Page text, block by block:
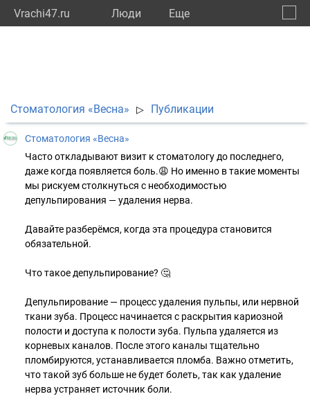
Vrachi47.ru Люди Eще
Стоматология «Весна» ▷ Публикации
Стоматология «Весна»
Часто откладывают визит к стоматологу до последнего,
даже когда появляется боль.😩 Но именно в такие моменты
мы рискуем столкнуться с необходимостью
депульпирования — удаления нерва.
Давайте разберёмся, когда эта процедура становится
обязательной.
Что такое депульпирование? 🤔
Депульпирование — процесс удаления пульпы, или нервной
ткани зуба. Процесс начинается с раскрытия кариозной
полости и доступа к полости зуба. Пульпа удаляется из
корневых каналов. После этого каналы тщательно
пломбируются, устанавливается пломба. Важно отметить,
что такой зуб больше не будет болеть, так как удаление
нерва устраняет источник боли.